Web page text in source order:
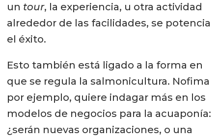
un tour, la experiencia, u otra actividad
alrededor de las facilidades, se potencia
el éxito.
Esto también está ligado a la forma en
que se regula la salmonicultura. Nofima
por ejemplo, quiere indagar más en los
modelos de negocios para la acuaponía:
¿serán nuevas organizaciones, o una